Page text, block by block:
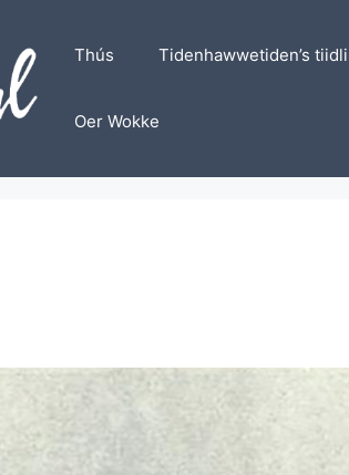
Thús Tidenhawwetiden’s
Oer Wokke